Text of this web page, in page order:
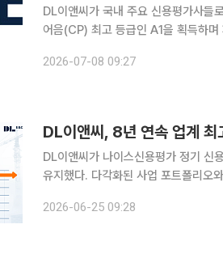
DL이앤씨가 국내 주요 신용평가사들
어음(CP) 최고 등급인 A1을 획득하며 재무안정성을
2026-07-08 09:27
DL이앤씨, 8년 연속 업계
DL이앤씨가 나이스신용평가 정기 신
유지했다. 다각화된 사업 포트폴리오
고 25일 밝혔다. 이로써 2019년 이
2026-06-25 09:28